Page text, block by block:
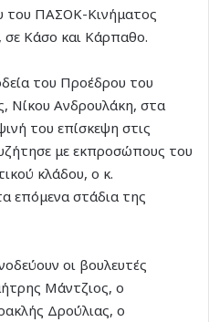
του ΠΑΣΟΚ-Κινήματος
Κάσο και Κάρπαθο.
του Προέδρου του
Νίκου Ανδρουλάκη, στα
του επίσκεψη στις
με εκπροσώπους του
κλάδου, ο κ.
επόμενα στάδια της
οι βουλευτές
Μάντζιος, ο
Δρούλιας, ο